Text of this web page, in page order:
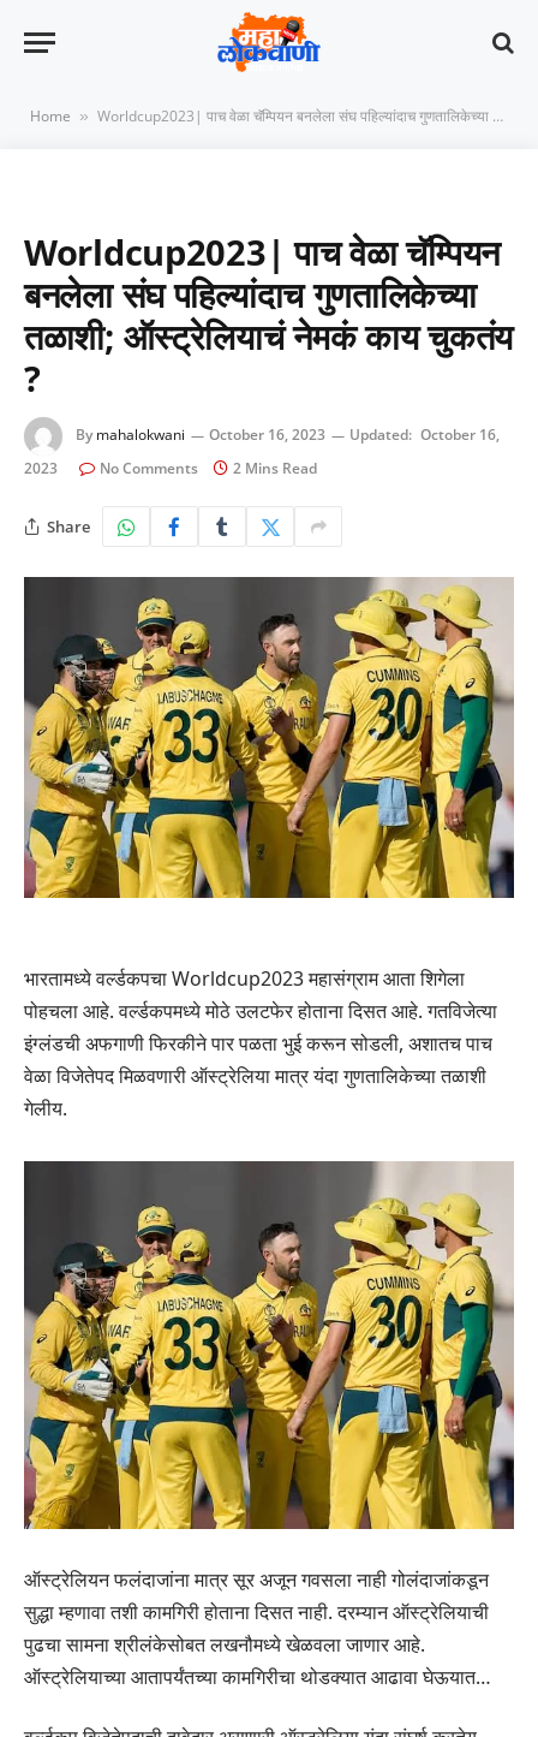
Home » Worldcup2023| पाच वेळा चॅम्पियन बनलेला संघ पहिल्यांदाच गुणतालिकेच्या तळाशी; ऑस्ट्रेलियाचं नेमकं काय चुकतंय ?
Worldcup2023| पाच वेळा चॅम्पियन
बनलेला संघ पहिल्यांदाच गुणतालिकेच्या
तळाशी; ऑस्ट्रेलियाचं नेमकं काय चुकतंय
?
By mahalokwani October 16, 2023 Updated: October 16,
2023
No Comments 2 Mins Read
Share
भारतामध्ये वर्ल्डकपचा Worldcup2023 महासंग्राम आता शिगेला
पोहचला आहे. वर्ल्डकपमध्ये मोठे उलटफेर होताना दिसत आहे. गतविजेत्या
इंग्लंडची अफगाणी फिरकीने पार पळता भुई करून सोडली, अशातच पाच
वेळा विजेतेपद मिळवणारी ऑस्ट्रेलिया मात्र यंदा गुणतालिकेच्या तळाशी
गेलीय.
ऑस्ट्रेलियन फलंदाजांना मात्र सूर अजून गवसला नाही गोलंदाजांकडून
सुद्धा म्हणावा तशी कामगिरी होताना दिसत नाही. दरम्यान ऑस्ट्रेलियाची
पुढचा सामना श्रीलंकेसोबत लखनौमध्ये खेळवला जाणार आहे.
ऑस्ट्रेलियाच्या आतापर्यंतच्या कामगिरीचा थोडक्यात आढावा घेऊयात…